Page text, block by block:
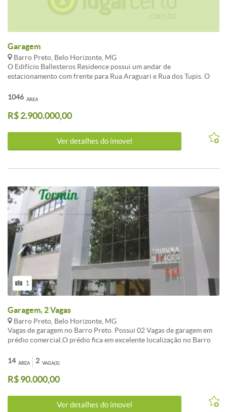
Garagem
Barro Preto, Belo Horizonte, MG
O Edifício Ballesteros Residence possui um andar de
estacionamento com frente para Rua Araguari e Rua dos Tupis. O
banheiro, depósito e espaço para escritório. O ponto é ideal para
incrível. Agende agora mesmo sua visita!
ÁREA
1046
R$ 2.900.000,00
Ver detalhes do ímovel
1
Garagem, 2 Vagas
Barro Preto, Belo Horizonte, MG
Vagas de garagem no Barro Preto. Possui 02 Vagas de garagem em
prédio comercial.O prédio fica em excelente localização no Barro
horas. Os pontos de referência mais populares próximos ao prédio
são o Hospital Vera Cruz, o Banco Bradesco, o Enxovais Monte
Santo, o Parque Esportivo do Barro Preto - Cruzeiro Esporte Clube
completa, pode ser financiado.
ÁREA
14 VAGA(S)
2
R$ 90.000,00
Ver detalhes do ímovel